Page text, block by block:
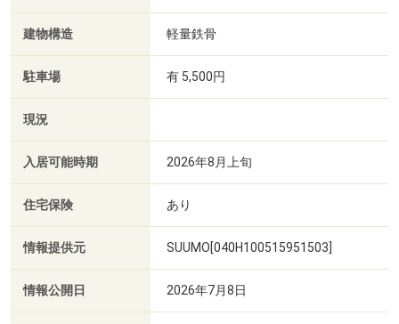
建物構造 軽量鉄骨
駐車場 有 5,500円
現況
入居可能時期 2026年8月上旬
住宅保険 あり
情報提供元 SUUMO[040H100515951503]
情報公開日 2026年7月8日